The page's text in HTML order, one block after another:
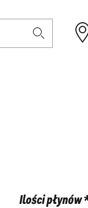
Ilości płynów